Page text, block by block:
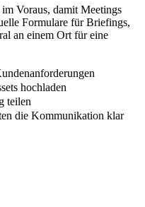
Voraus, damit Meetings
Formulare für Briefings,
an einem Ort für eine
hochladen
teilen
die Kommunikation klar